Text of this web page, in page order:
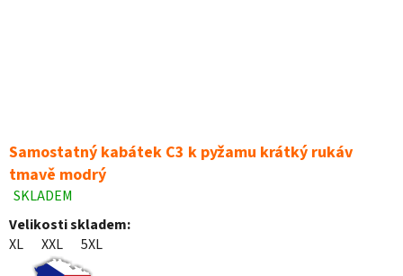
Samostatný kabátek C3 k pyžamu krátký rukáv
tmavě modrý
Průměrné
hodnocení
produktu
SKLADEM
Velikosti skladem:
XL
XXL 5XL